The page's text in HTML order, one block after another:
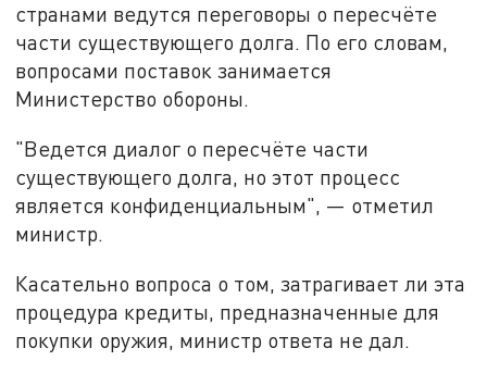
странами ведутся переговоры о пересчёте
части существующего долга. По его словам,
вопросами поставок занимается
Министерство обороны.
"Ведется диалог о пересчёте части
существующего долга, но этот процесс
является конфиденциальным", — отметил
министр.
Касательно вопроса о том, затрагивает ли эта
процедура кредиты, предназначенные для
покупки оружия, министр ответа не дал.